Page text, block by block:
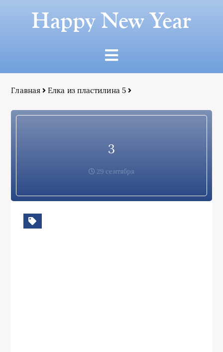
Happy New Year
Главная Елка из пластилина 5
3
29 сентября